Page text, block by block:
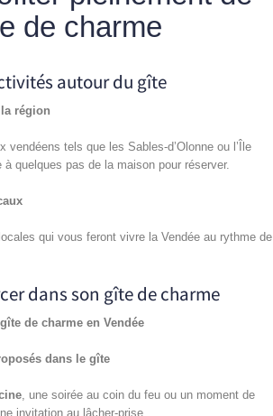
de charme
autour du gîte
région
tels que les Sables-d’Olonne ou l’Île
à quelques pas de la maison pour réserver.
qui vous feront vivre la Vendée au rythme de
dans son gîte de charme
de charme en Vendée
dans le gîte
, une soirée au coin du feu ou un moment de
invitation au lâcher-prise.